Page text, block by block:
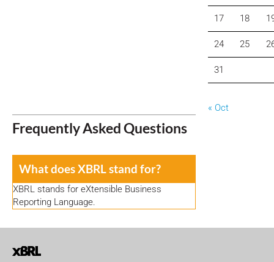
17 18
24 25
31
« Oct
Frequently Asked Questions
What does XBRL stand for?
XBRL stands for eXtensible Business
Reporting Language.